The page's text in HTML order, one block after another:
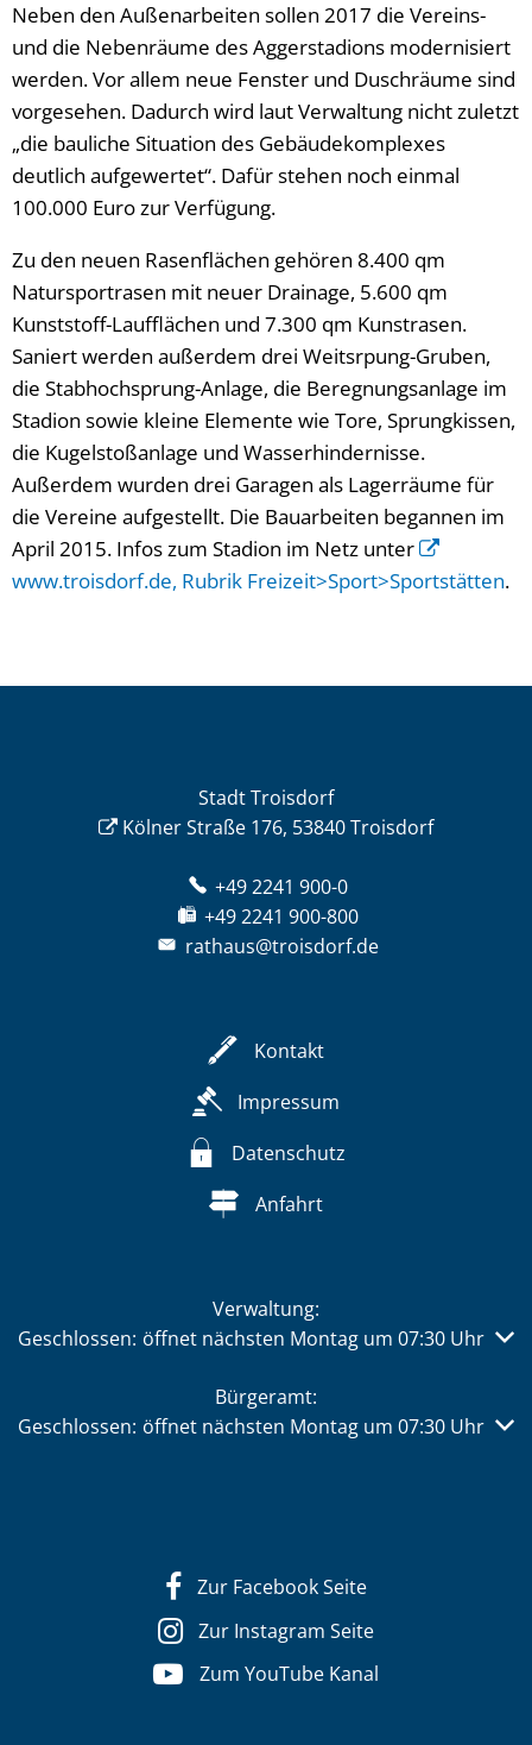
Neben den Außenarbeiten sollen 2017 die Vereins-
und die Nebenräume des Aggerstadions modernisiert
werden. Vor allem neue Fenster und Duschräume sind
vorgesehen. Dadurch wird laut Verwaltung nicht zuletzt
„die bauliche Situation des Gebäudekomplexes
deutlich aufgewertet“. Dafür stehen noch einmal
100.000 Euro zur Verfügung.
Zu den neuen Rasenflächen gehören 8.400 qm
Natursportrasen mit neuer Drainage, 5.600 qm
Kunststoff-Laufflächen und 7.300 qm Kunstrasen.
Saniert werden außerdem drei Weitsrpung-Gruben,
die Stabhochsprung-Anlage, die Beregnungsanlage im
Stadion sowie kleine Elemente wie Tore, Sprungkissen,
die Kugelstoßanlage und Wasserhindernisse.
Außerdem wurden drei Garagen als Lagerräume für
die Vereine aufgestellt. Die Bauarbeiten begannen im
April 2015. Infos zum Stadion im Netz unter
www.troisdorf.de, Rubrik Freizeit>Sport>Sportstätten.
Stadt Troisdorf
Kölner Straße 176, 53840 Troisdorf
+49 2241 900-0
+49 2241 900-800
rathaus@troisdorf.de
Kontakt
Impressum
Datenschutz
Anfahrt
Verwaltung:
Klicken, um weitere Öffnungs- oder Schließzeiten
Geschlossen: öffnet nächsten Montag um 07:30 Uhr
Bürgeramt:
Klicken, um weitere Öffnungs- oder Schließzeiten
Geschlossen: öffnet nächsten Montag um 07:30 Uhr
Zur Facebook Seite
Zur Instagram Seite
Zum YouTube Kanal